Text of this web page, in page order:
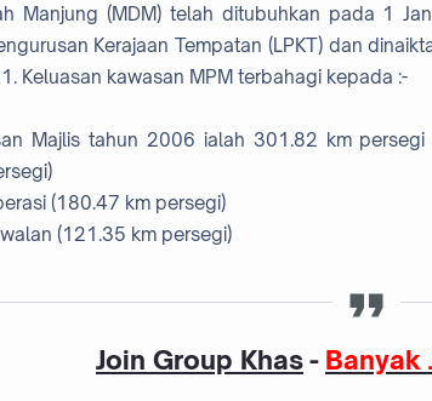
Manjung (MDM) telah ditubuhkan pada 1
Kerajaan Tempatan (LPKT) dan
Keluasan kawasan MPM terbahagi kepada :-
Majlis tahun 2006 ialah 301.82 km
(180.47 km persegi)
(121.35 km persegi)
Join Group Khas- Banyak